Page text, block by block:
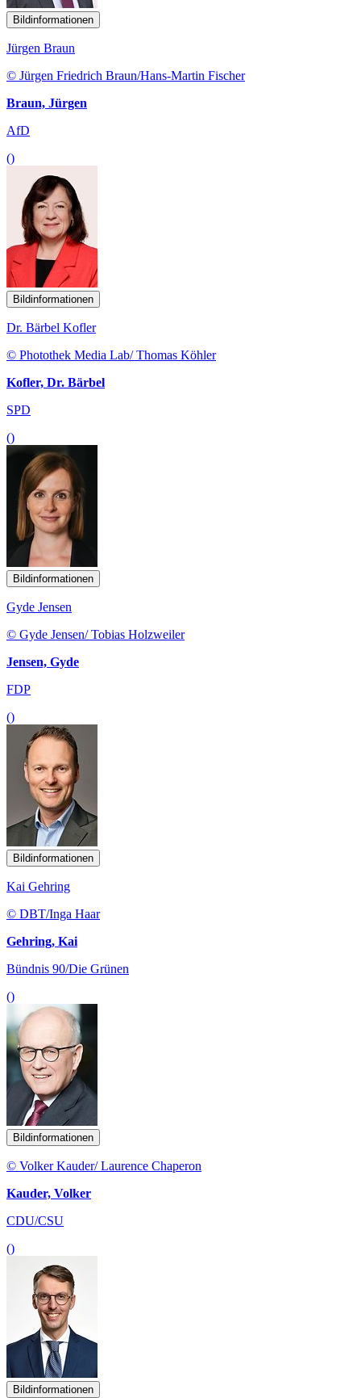
Bildinformationen
Jürgen Braun
© Jürgen Friedrich Braun/Hans-Martin Fischer
Braun, Jürgen
AfD
()
Bildinformationen
Dr. Bärbel Kofler
© Photothek Media Lab/ Thomas Köhler
Kofler, Dr. Bärbel
SPD
()
Bildinformationen
Gyde Jensen
© Gyde Jensen/ Tobias Holzweiler
Jensen, Gyde
FDP
()
Bildinformationen
Kai Gehring
© DBT/Inga Haar
Gehring, Kai
Bündnis 90/Die Grünen
()
Bildinformationen
© Volker Kauder/ Laurence Chaperon
Kauder, Volker
CDU/CSU
()
Bildinformationen